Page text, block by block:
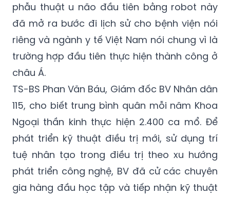
phẫu thuật u não đầu tiên bằng robot này
đã mở ra bước đi lịch sử cho bệnh viện nói
riêng và ngành y tế Việt Nam nói chung vì là
trường hợp đầu tiên thực hiện thành công ở
châu Á.
TS-BS Phan Văn Báu, Giám đốc BV Nhân dân
115, cho biết trung bình quân mỗi năm Khoa
Ngoại thần kinh thực hiện 2.400 ca mổ. Để
phát triển kỹ thuật điều trị mới, sử dụng trí
tuệ nhân tạo trong điều trị theo xu hướng
phát triển công nghệ, BV đã cử các chuyên
gia hàng đầu học tập và tiếp nhận kỹ thuật